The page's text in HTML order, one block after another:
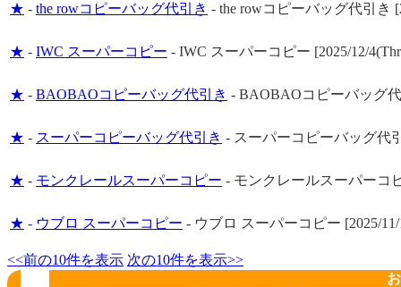
★ - the rowコピーバッグ代引き - the rowコピーバッグ代引き
★ - IWC スーパーコピー - IWC スーパーコピー [2025/12/
★ - BAOBAOコピーバッグ代引き - BAOBAOコピーバッグ代
★ - スーパーコピーバッグ代引き - スーパーコピーバッグ代
★ - モンクレールスーパーコピー - モンクレールスーパーコ
★ - ウブロ スーパーコピー - ウブロ スーパーコピー [2025/11/
<<前の10件を表示 次の10件を表示>>